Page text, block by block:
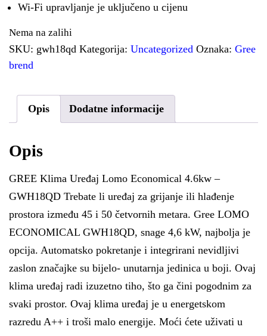
Wi-Fi upravljanje je uključeno u cijenu
Nema na zalihi
SKU: gwh18qd Kategorija: Uncategorized Oznaka: Gree
brend
Opis Dodatne informacije
Opis
GREE Klima Uređaj Lomo Economical 4.6kw –
GWH18QD Trebate li uređaj za grijanje ili hlađenje
prostora između 45 i 50 četvornih metara. Gree LOMO
ECONOMICAL GWH18QD, snage 4,6 kW, najbolja je
opcija. Automatsko pokretanje i integrirani nevidljivi
zaslon značajke su bijelo- unutarnja jedinica u boji. Ovaj
klima uređaj radi izuzetno tiho, što ga čini pogodnim za
svaki prostor. Ovaj klima uređaj je u energetskom
razredu A++ i troši malo energije. Moći ćete uživati u